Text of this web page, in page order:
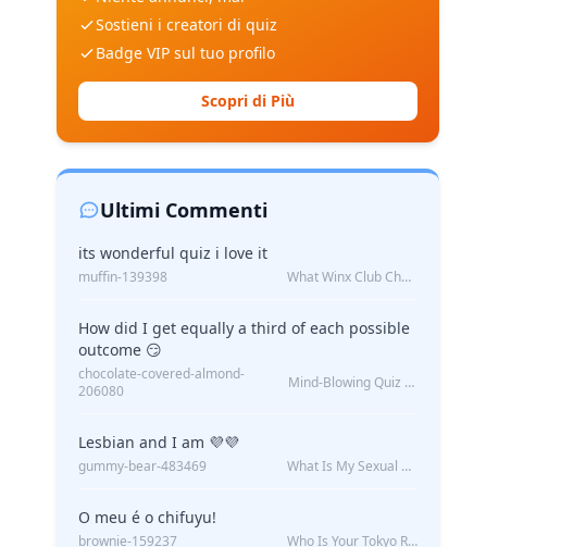
Sostieni i creatori di quiz
Badge VIP sul tuo profilo
Scopri di Più
Ultimi Commenti
its wonderful quiz i love it
muffin-139398 What Winx Club Character Are You?
How did I get equally a third of each possible
outcome 😏
chocolate-covered-almond-
206080
Mind-Blowing Quiz Reveals: Will I Be Alone Forever?
Lesbian and I am 💜💜
gummy-bear-483469 What Is My Sexual Orientation: Uncovered
O meu é o chifuyu!
brownie-159237 Who Is Your Tokyo Revengers Boyfriend?